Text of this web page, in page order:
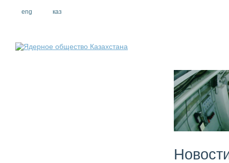
eng каз